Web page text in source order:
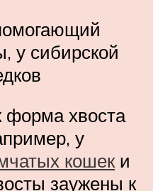
у сибирской
форма хвоста
у
кошек и
заужены к